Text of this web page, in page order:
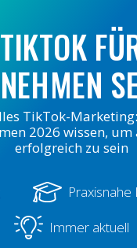
TIKTOK
TikTok-
2026 wissen,
erfolgreich zu sein
Praxisnahe
Immer aktuell